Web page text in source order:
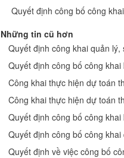
Quyết định công bố công
Những tin cũ hơn
Quyết định công khai quản
Quyết định công bố công
Công khai thực hiện dự toán
Công khai thực hiện dự toán
Quyết định công bố công
Quyết định công bố công
Quyết định về việc công bố